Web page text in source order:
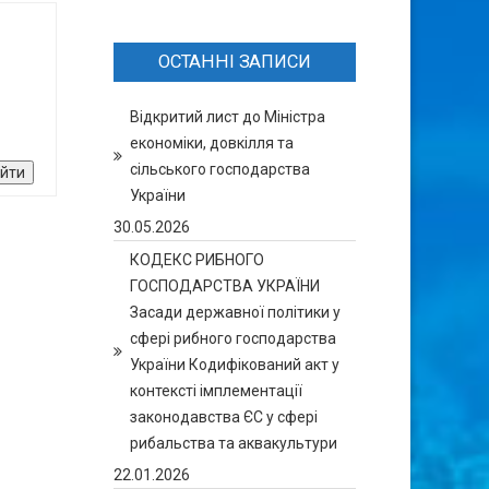
ОСТАННІ ЗАПИСИ
Відкритий лист до Міністра
економіки, довкілля та
сільського господарства
України
30.05.2026
КОДЕКС РИБНОГО
ГОСПОДАРСТВА УКРАЇНИ
Засади державної політики у
сфері рибного господарства
України Кодифікований акт у
контексті імплементації
законодавства ЄС у сфері
рибальства та аквакультури
22.01.2026